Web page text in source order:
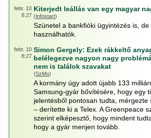
febr. 10
8:27
Kiterjedt leállás van egy magyar
(Infostart)
Szünetel a bankfióki ügyintézés is,
használhatók.
febr. 10
8:27
Simon Gergely: Ezek rákkeltő
belélegezve nagyon nagy
nem is találok szavakat
(SzMo)
A kormány úgy adott újabb 133
Samsung-gyár bővítésére, hogy egy
jelentésből pontosan tudta, mérgezte
– derítette ki a Telex. A Greenpeace
szerint elképesztő, hogy mindent
hogy a gyár menjen tovább.